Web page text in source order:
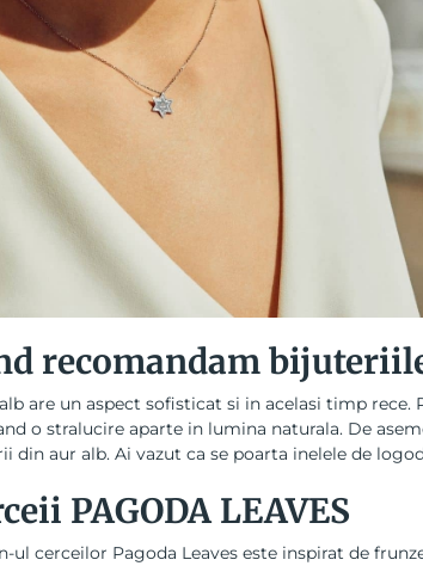
recomandam
are un aspect sofisticat si in acelasi timp rece.
o stralucire aparte in lumina naturala. De
din aur alb. Ai vazut ca se poarta inelele de
PAGODA LEAVES
ul cerceilor Pagoda Leaves este inspirat de